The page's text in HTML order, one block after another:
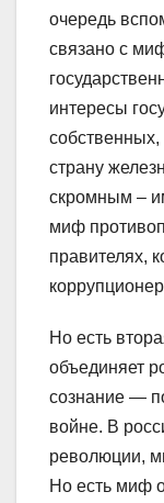
очередь
связано с
интересы
страну
скромным –
миф
правителях,
Но есть
объединяет
сознание —
войне. В
революции,
Но есть миф